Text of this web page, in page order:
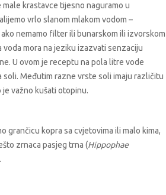
male krastavce tijesno naguramo u
vrlo slanom mlakom vodom –
nemamo filter ili bunarskom ili izvorskom
voda mora na jeziku izazvati senzaciju
U ovom je receptu na pola litre vode
soli. Međutim razne vrste soli imaju različitu
važno kušati otopinu.
grančicu kopra sa cvjetovima ili malo kima,
zrnaca pasjeg trna (Hippophae